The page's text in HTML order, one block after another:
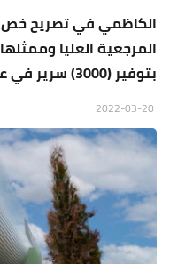
الكاظمي في تصريح خص
المرجعية العليا
بتوفير (3000) سرير في عموم العراق